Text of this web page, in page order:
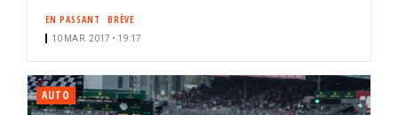
EN PASSANT BRÈVE
10 MAR. 2017 • 19:17
AUTO